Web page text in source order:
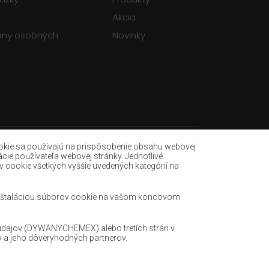
sa používajú na prispôsobenie obsahu webovej
používateľa webovej stránky. Jednotlivé
všetkých vyššie uvedených kategórií na
súborov cookie na vašom koncovom
(DYWANYCHEMEX) alebo tretích strán v
jeho dôveryhodných partnerov.
osobných
Akcia
Novinky
Fľašovité zelené koberce
Mätové koberce
Terakotové koberce